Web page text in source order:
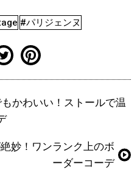
#パリジェンヌ
かわいい！ストールで温
妙！ワンランク上のボ
ーダーコーデ